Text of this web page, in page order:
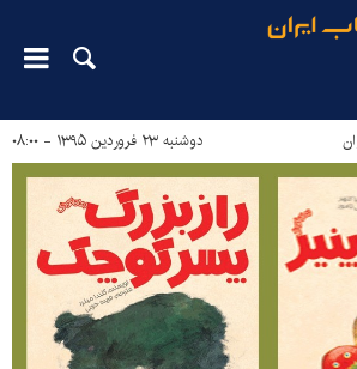
دوشنبه ۲۳ فروردین ۱۳۹۵ - ۰۸:۰۰